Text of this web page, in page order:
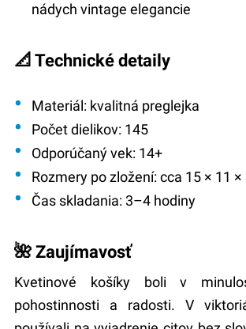
nádych vintage elegancie
📐 Technické detaily
Materiál: kvalitná preglejka
Počet dielikov: 145
Odporúčaný vek: 14+
Rozmery po zložení:cca 15 × 11 ×
Čas skladania: 3–4 hodiny
🌺 Zaujímavosť
Kvetinové košíky boli v
pohostinnosti a radosti. V